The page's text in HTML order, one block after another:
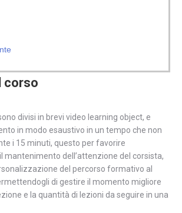
corso
divisi in brevi video learning object, e
in modo esaustivo in un tempo che non
i 15 minuti, questo per favorire
mantenimento dell’attenzione del corsista,
del percorso formativo al
di gestire il momento migliore
e la quantità di lezioni da seguire in una